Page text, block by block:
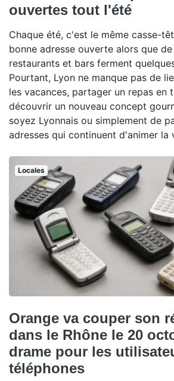
ouvertes tout l'été
Chaque été, c'est le même casse-
bonne adresse ouverte alors que
restaurants et bars ferment
Pourtant, Lyon ne manque pas de
les vacances, partager un repas en
découvrir un nouveau concept
soyez Lyonnais ou simplement de
adresses qui continuent d'animer la
Locales
Orange va couper son
dans le Rhône le 20
drame pour les
téléphones